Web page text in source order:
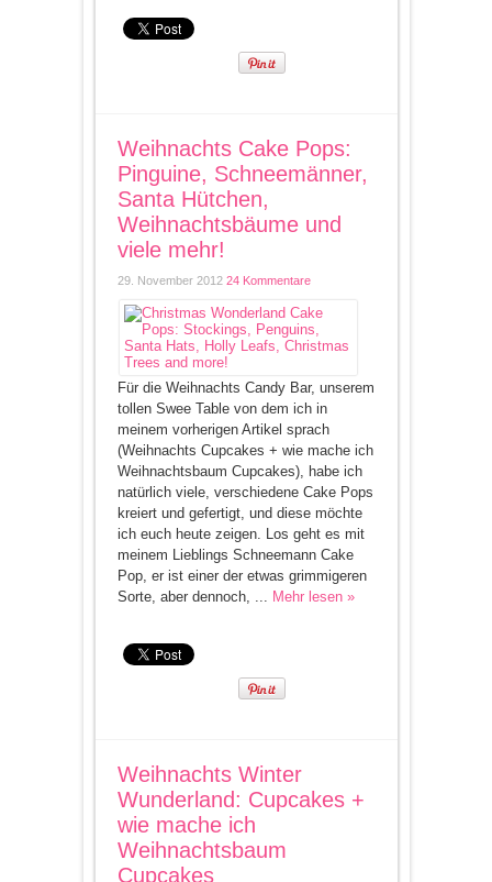
Weihnachts Cake Pops:
Pinguine, Schneemänner,
Santa Hütchen,
Weihnachtsbäume und
viele mehr!
29. November 2012 24 Kommentare
Für die Weihnachts Candy Bar, unserem
tollen Swee Table von dem ich in
meinem vorherigen Artikel sprach
(Weihnachts Cupcakes + wie mache ich
Weihnachtsbaum Cupcakes), habe ich
natürlich viele, verschiedene Cake Pops
kreiert und gefertigt, und diese möchte
ich euch heute zeigen. Los geht es mit
meinem Lieblings Schneemann Cake
Pop, er ist einer der etwas grimmigeren
Sorte, aber dennoch, ... Mehr lesen »
Weihnachts Winter
Wunderland: Cupcakes +
wie mache ich
Weihnachtsbaum
Cupcakes